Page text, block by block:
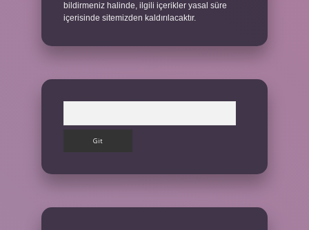
bildirmeniz halinde, ilgili içerikler yasal süre
içerisinde sitemizden kaldırılacaktır.